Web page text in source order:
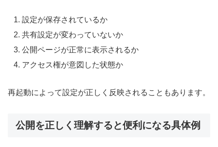
設定が保存されているか
共有設定が変わっていないか
公開ページが正常に表示されるか
アクセス権が意図した状態か
再起動によって設定が正しく反映されることもあります。
公開を正しく理解すると便利になる具体例